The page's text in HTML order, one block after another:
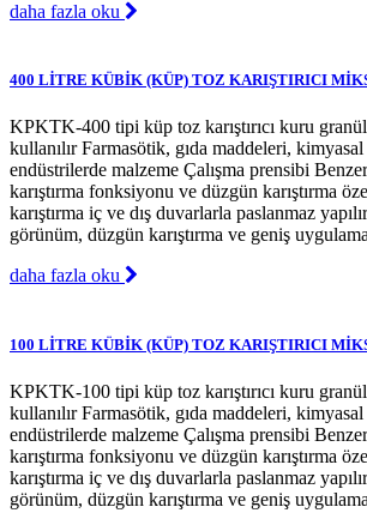
daha fazla oku
400 LİTRE KÜBİK (KÜP) TOZ KARIŞTIRICI
KPKTK-400 tipi küp toz karıştırıcı kuru granül
kullanılır Farmasötik, gıda maddeleri,
endüstrilerde malzeme Çalışma prensibi
karıştırma fonksiyonu ve düzgün karıştırma
karıştırma iç ve dış duvarlarla paslanmaz
görünüm, düzgün karıştırma ve geniş
daha fazla oku
100 LİTRE KÜBİK (KÜP) TOZ KARIŞTIRICI
KPKTK-100 tipi küp toz karıştırıcı kuru granül
kullanılır Farmasötik, gıda maddeleri,
endüstrilerde malzeme Çalışma prensibi
karıştırma fonksiyonu ve düzgün karıştırma
karıştırma iç ve dış duvarlarla paslanmaz
görünüm, düzgün karıştırma ve geniş uygulama